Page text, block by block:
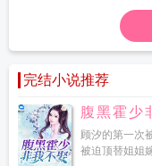
完结小说推荐
腹黑霍少
顾汐的第一次
被迫顶替姐姐